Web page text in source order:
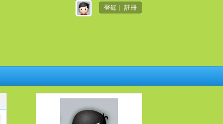
登錄 註冊